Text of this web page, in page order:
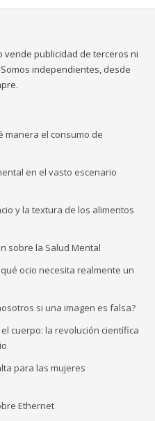
vende publicidad de terceros ni
independientes, desde
manera el consumo de
en el vasto escenario
y la textura de los alimentos
sobre la Salud Mental
ocio necesita realmente un
si una imagen es falsa?
el cuerpo: la revolución científica
para las mujeres
Ethernet